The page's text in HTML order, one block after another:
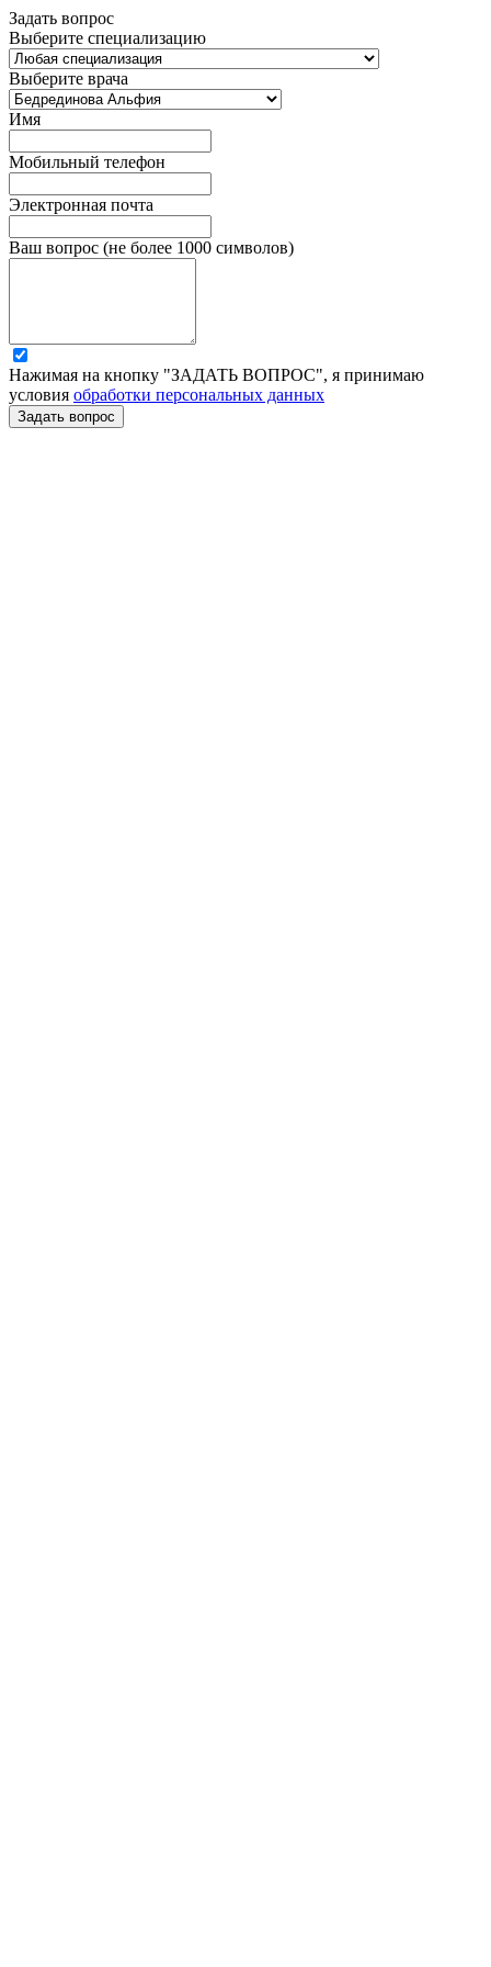
Задать вопрос
Выберите специализацию
Выберите врача
Имя
Мобильный телефон
Электронная почта
Ваш вопрос (не более 1000 символов)
Нажимая на кнопку "ЗАДАТЬ ВОПРОС", я принимаю
условия обработки персональных данных
Задать вопрос